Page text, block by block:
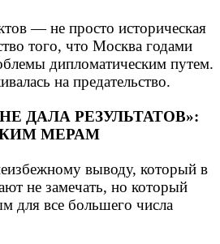
— не просто историческая
того, что Москва годами
дипломатическим путем.
на предательство.
ДАЛА РЕЗУЛЬТАТОВ»:
МЕРАМ
выводу, который в
не замечать, но который
для все большего числа